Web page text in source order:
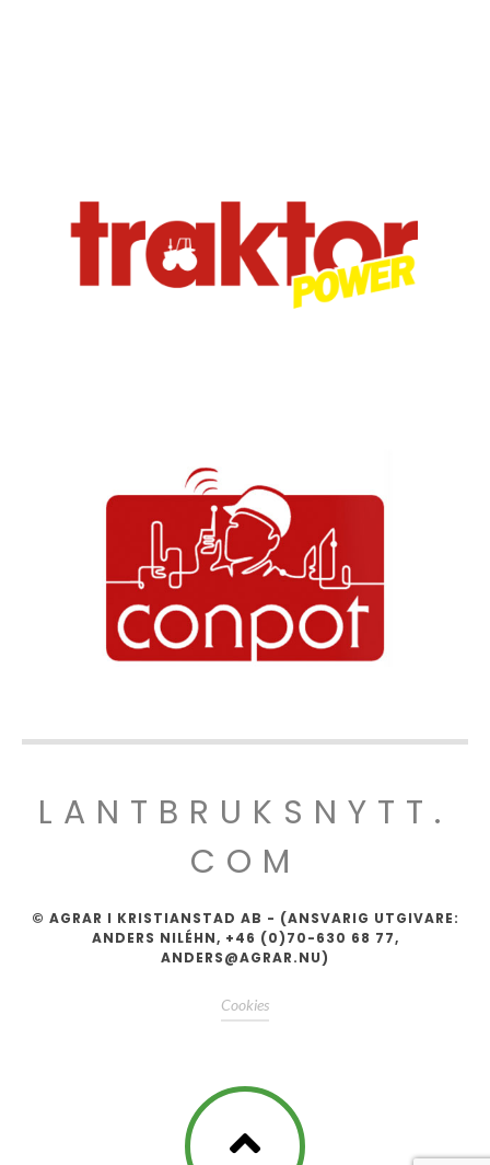
LANTBRUKSNYTT.
COM
© AGRAR I KRISTIANSTAD AB - (ANSVARIG UTGIVARE:
ANDERS NILÉHN, +46 (0)70-630 68 77,
ANDERS@AGRAR.NU)
Cookies